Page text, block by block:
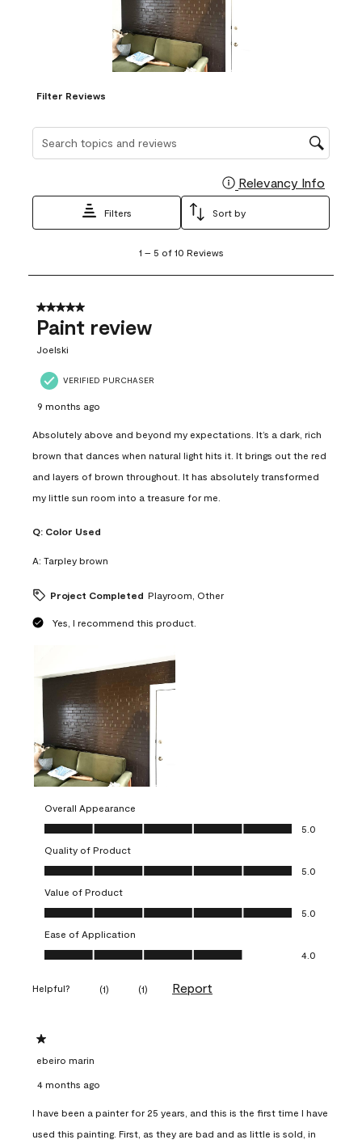
Filter Reviews
Relevancy Info
Filters Sort by
5
10
Reviews
1 – 5 of 10 Reviews
5 out of 5 stars.
Paint review
Joelski
VERIFIED PURCHASER
9 months ago
Absolutely above and beyond my expectations. It’s a dark, rich
brown that dances when natural light hits it. It brings out the red
and layers of brown throughout. It has absolutely transformed
my little sun room into a treasure for me.
Q: Color Used
A: Tarpley brown
Project Completed Playroom, Other
Yes, I recommend this product.
Overall Appearance
Overall Appearance, 5.0 out of 5
5.0
Quality of Product
Quality of Product, 5.0 out of 5
5.0
Value of Product
Value of Product, 5.0 out of 5
5.0
Ease of Application
Ease of Application, 4.0 out of 5
4.0
Helpful? (1) (1) Report
1 out of 5 stars.
ebeiro marin
4 months ago
I have been a painter for 25 years, and this is the first time I have
used this painting. First, as they are bad and as little is sold, in